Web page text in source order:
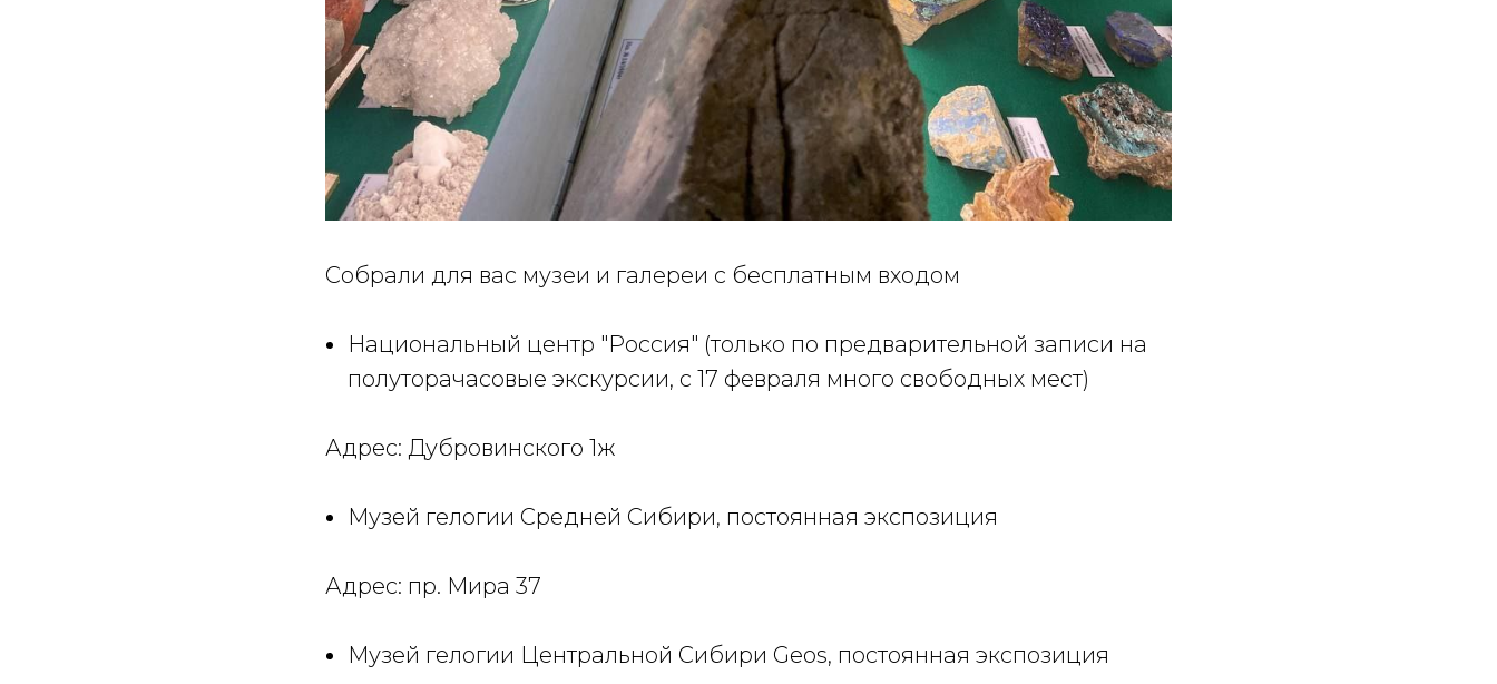
Собрали для вас музеи и галереи с бесплатным входом
Национальный центр "Россия" (только по предварительной записи на
полуторачасовые экскурсии, с 17 февраля много свободных мест)
Адрес: Дубровинского 1ж
Музей гелогии Средней Сибири, постоянная экспозиция
Адрес: пр. Мира 37
Музей гелогии Центральной Сибири Geos, постоянная экспозиция